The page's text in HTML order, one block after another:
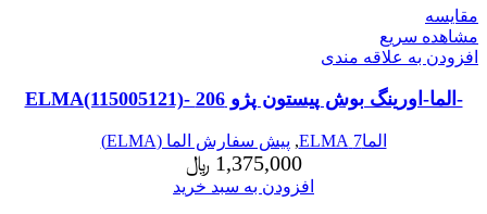
مقایسه
مشاهده سریع
افزودن به علاقه مندی
-الما-اورینگ بوش پیستون پژو 206 -ELMA(115005121)
الما7 ELMA , پیش سفارش الما (ELMA)
1,375,000 ﷼
افزودن به سبد خرید